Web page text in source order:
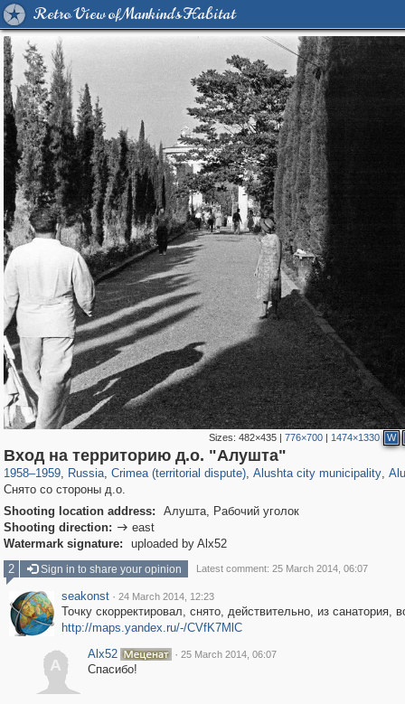
Retro View of Mankind's Habitat
Sizes: 482×435| 776×700| 1474×1330 W
Вход на территорию д.о. "Алушта"
1958–1959, Russia
1,406,837 29,243
, Crimea (territorial dispute)
58,671 1,946
, Alushta city municipality
3,145
,
1,529
Снято со стороны д.о.
Shooting location address:
Алушта, Рабочий уголок
Shooting direction:  east
Watermark signature:
uploaded by Alx52
2
Sign in to share your opinion Latest comment: 25 March 2014, 06:07
seakonst · 24 March 2014, 12:23
Точку скорректировал, снято, действительно, из санатория,
http://maps.yandex.ru/-/CVfK7MlC
A
Alx52 · 25 March 2014, 06:07
Спасибо!